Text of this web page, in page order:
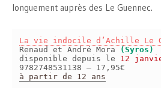
longuement auprès des Le Guennec.
La vie indocile d’Achille Le
Renaud et André Mora
(Syros)
disponible depuis le 12
9782748531138 – 17,95€
à partir de 12 ans